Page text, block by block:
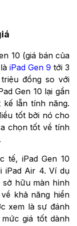
10 (giá bán của
iPad Gen 9 tới 3
đồng so với
Gen 10 lại gần
lẫn tính năng.
tốt bởi nó cho
chọn tốt về tính
tế, iPad Gen 10
iPad Air 4. Ví dụ
sở hữu màn hình
khả năng hiển
xem là sự đánh
giá tốt dành